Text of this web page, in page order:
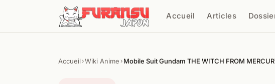
Aller au contenu
Accueil Articles
Chercher
Accueil ›Wiki Anime › Mobile Suit Gundam THE WITCH FROM